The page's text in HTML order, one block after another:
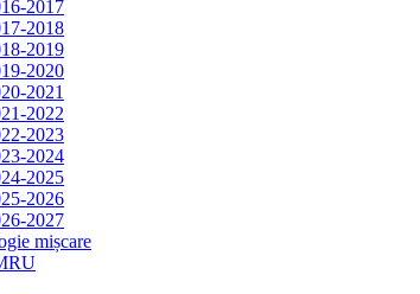
2017
2018
2019
2020
2021
2022
2023
2024
2025
2026
2027
mișcare